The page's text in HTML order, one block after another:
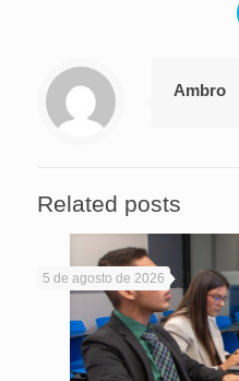
Ambro
Related posts
5 de agosto de 2026